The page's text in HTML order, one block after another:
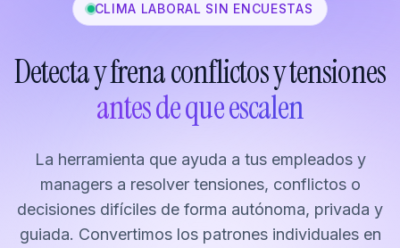
CLIMA LABORAL SIN ENCUESTAS
Detecta y frena conflictos y tensiones
antes de que escalen
La herramienta que ayuda a tus empleados y
managers a resolver tensiones, conflictos o
decisiones difíciles de forma autónoma, privada y
guiada. Convertimos los patrones individuales en